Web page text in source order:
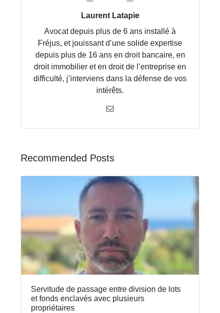
Laurent Latapie
Avocat depuis plus de 6 ans installé à
Fréjus, et jouissant d’une solide expertise
depuis plus de 16 ans en droit bancaire, en
droit immobilier et en droit de l’entreprise en
difficulté, j’interviens dans la défense de vos
intérêts.
Recommended Posts
Servitude de passage entre division de lots
et fonds enclavés avec plusieurs
propriétaires